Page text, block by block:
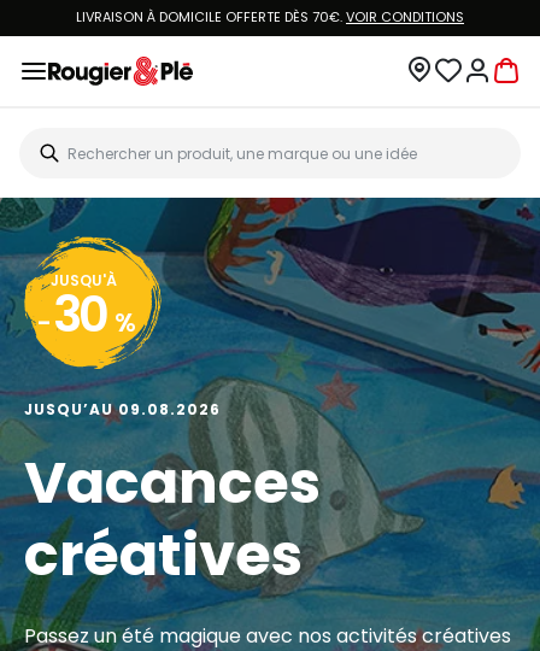
LIVRAISON À DOMICILE OFFERTE DÈS 70€.VOIR CONDITIONS
JUSQU'À
- 30 %
JUSQU’AU 09.08.2026
Vacances
créatives
Passez un été magique avec nos activités créatives